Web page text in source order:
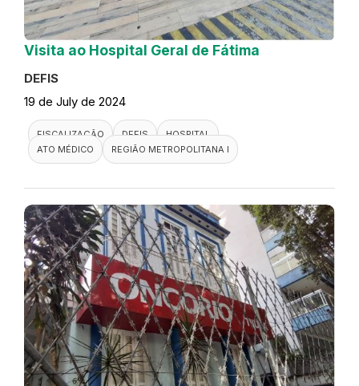
Visita ao Hospital Geral de Fátima
DEFIS
19 de July de 2024
FISCALIZAÇÃO DEFIS
HOSPITAL
ATO MÉDICO
REGIÃO METROPOLITANA I